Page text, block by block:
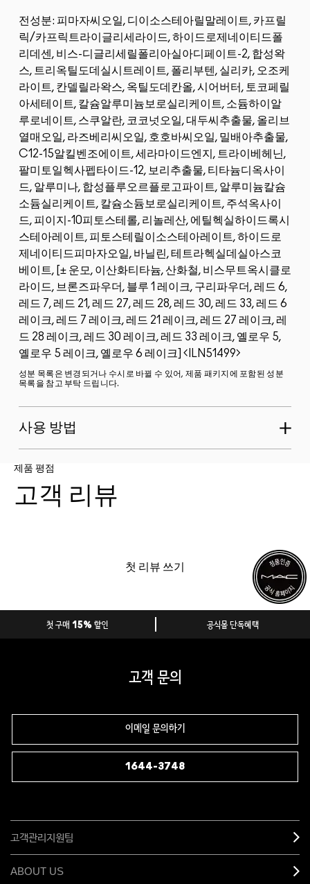
전성분: 피마자씨오일, 디이소스테아릴말레이트, 카프릴
릭/카프릭트라이글리세라이드, 하이드로제네이티드폴
리데센, 비스-디글리세릴폴리아실아디페이트-2, 합성왁
스, 트리옥틸도데실시트레이트, 폴리부텐, 실리카, 오조케
라이트, 칸델릴라왁스, 옥틸도데칸올, 시어버터, 토코페릴
아세테이트, 칼슘알루미늄보로실리케이트, 소듐하이알
루로네이트, 스쿠알란, 코코넛오일, 대두씨추출물, 올리브
열매오일, 라즈베리씨오일, 호호바씨오일, 밀배아추출물,
C12-15알킬벤조에이트, 세라마이드엔지, 트라이베헤닌,
팔미토일헥사펩타이드-12, 보리추출물, 티타늄디옥사이
드, 알루미나, 합성플루오르플로고파이트, 알루미늄칼슘
소듐실리케이트, 칼슘소듐보로실리케이트, 주석옥사이
드, 피이지-10피토스테롤, 리놀레산, 에틸헥실하이드록시
스테아레이트, 피토스테릴이소스테아레이트, 하이드로
제네이티드피마자오일, 바닐린, 테트라헥실데실아스코
베이트, [± 운모, 이산화티타늄, 산화철, 비스무트옥시클로
라이드, 브론즈파우더, 블루 1 레이크, 구리파우더, 레드 6,
레드 7, 레드 21, 레드 27, 레드 28, 레드 30, 레드 33, 레드 6
레이크, 레드 7 레이크, 레드 21 레이크, 레드 27 레이크, 레
드 28 레이크, 레드 30 레이크, 레드 33 레이크, 옐로우 5,
옐로우 5 레이크, 옐로우 6 레이크]
ILN51499
성분 목록은 변경되거나 수시로 바뀔 수 있어, 제품 패키지에 포함된 성분
목록을 참고 부탁 드립니다.
사용 방법
제품 평점
고객 리뷰
첫 리뷰 쓰기
첫 구매 15% 할인 공식몰 단독혜택
고객 문의
이메일 문의하기
1644-3748
고객관리지원팀
ABOUT US